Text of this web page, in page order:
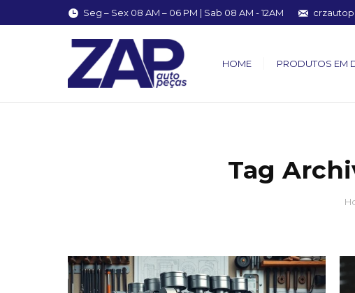
Seg – Sex 08 AM – 06 PM | Sab 08 AM - 12AM
HOME PRODUTOS EM
Tag